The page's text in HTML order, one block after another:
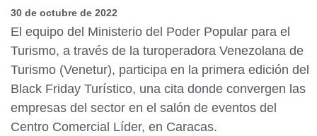
30 de octubre de 2022
El equipo del Ministerio del Poder Popular para el
Turismo, a través de la turoperadora Venezolana de
Turismo (Venetur), participa en la primera edición del
Black Friday Turístico, una cita donde convergen las
empresas del sector en el salón de eventos del
Centro Comercial Líder, en Caracas.